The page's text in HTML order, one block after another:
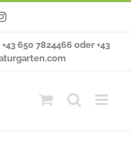
Instagram
650 7824466 oder +43